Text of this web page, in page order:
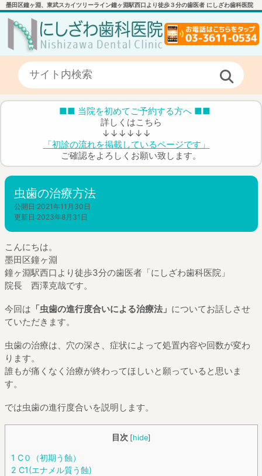
墨田区鐘ヶ淵、東武スカイツリーライン鐘ヶ淵駅西口より徒歩３分の歯医者 にしざわ歯科医院
■■ 当院を初めてご予約する方へ ■■
詳しくはこちら
↓↓↓↓↓↓
「初診の流れを掲載しているページです」
ご確認をよろしくお願い致します。
虫歯の治療方法
公開日:2021年11月30日
更新日:2023年8月31日
こんにちは。
墨田区鐘ヶ淵
鐘ヶ淵駅西口より徒歩3分の歯医者「にしざわ歯科医院」
院長 西澤克哉です。
今回は 「虫歯の進行度合いによる治療法」 についてお話しさせ
ていただきます。
虫歯の治療は、穴の深さ、症状によって処置内容や回数が変わ
ります。
誰もが痛くなく治療が終わってほしいと願っていると思いま
す。
では虫歯の進行度合いを説明します。
目次 [hide]
1 C０（初期う蝕）
2 C1(エナメル質う蝕)